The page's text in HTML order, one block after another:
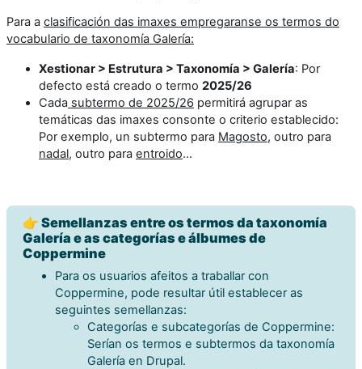
Para a clasificación das imaxes empregaranse os termos do
vocabulario de taxonomía Galería:
Xestionar > Estrutura > Taxonomía > Galería: Por
defecto está creado o termo 2025/26
Cada subtermo de 2025/26 permitirá agrupar as
temáticas das imaxes consonte o criterio establecido:
Por exemplo, un subtermo para Magosto, outro para
nadal, outro para entroido...
👉 Semellanzas entre os termos da taxonomía
Galería e as categorías e álbumes de
Coppermine
Para os usuarios afeitos a traballar con
Coppermine, pode resultar útil establecer as
seguintes semellanzas:
Categorías e subcategorías de Coppermine:
Serían os termos e subtermos da taxonomía
Galería en Drupal.